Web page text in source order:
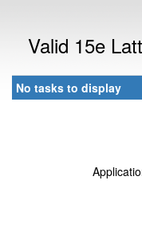
Valid 15e
No tasks to display